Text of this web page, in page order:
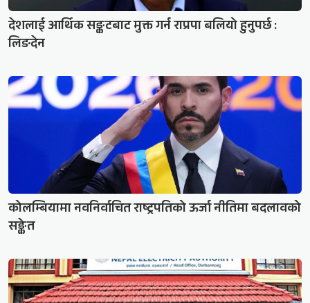
देशलाई आर्थिक सङ्कटबाट मुक्त गर्न राप्रपा बलियो हुनुपर्छ :
लिङदेन
कोलम्बियामा नवनिर्वाचित राष्ट्रपतिको ऊर्जा नीतिमा बदलावको
सङ्केत